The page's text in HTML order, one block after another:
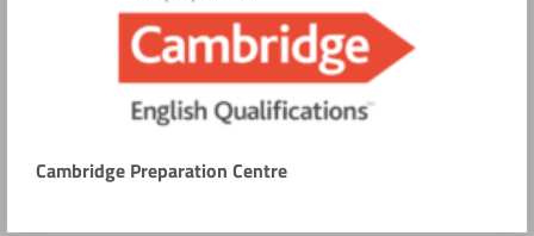
Cambridge Preparation Centre